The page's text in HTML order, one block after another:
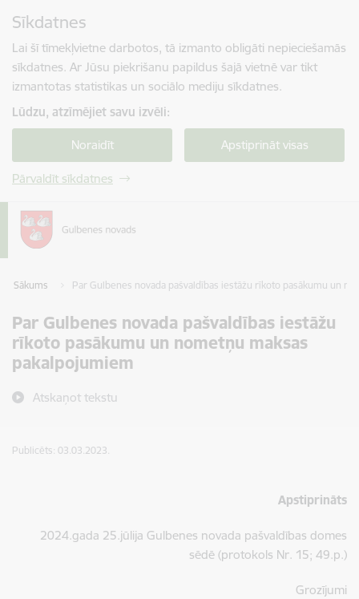
Sīkdatnes
Lai šī tīmekļvietne darbotos, tā izmanto obligāti nepieciešamās
sīkdatnes. Ar Jūsu piekrišanu papildus šajā vietnē var tikt
izmantotas statistikas un sociālo mediju sīkdatnes.
Lūdzu, atzīmējiet savu izvēli:
Noraidīt Apstiprināt visas
Pārvaldīt sīkdatnes
Sākums Par Gulbenes novada pašvaldības iestāžu rīkoto pasākumu un
Par Gulbenes novada pašvaldības iestāžu
rīkoto pasākumu un nometņu maksas
pakalpojumiem
Atskaņot tekstu
Publicēts: 03.03.2023.
Apstiprināts
2024.gada 25.jūlija Gulbenes novada pašvaldības domes
sēdē (protokols Nr. 15; 49.p.)
Grozījumi